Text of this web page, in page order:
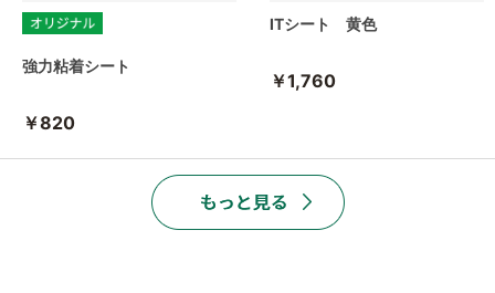
強力粘着シート
￥820
ITシート 黄色
￥1,760